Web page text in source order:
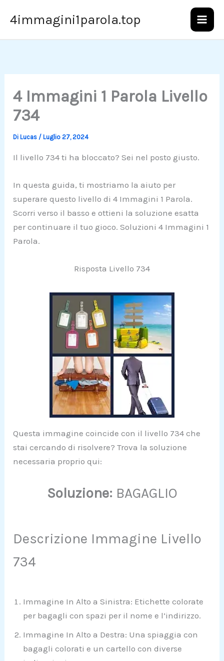
4immagini1parola.top
4 Immagini 1 Parola Livello
734
DiLucas /Luglio 27, 2024
Il livello 734 ti ha bloccato? Sei nel posto giusto.
In questa guida, ti mostriamo la aiuto per
superare questo livello di 4 Immagini 1 Parola.
Scorri verso il basso e ottieni la soluzione esatta
per continuare il tuo gioco. Soluzioni 4 Immagini 1
Parola.
Risposta Livello 734
Questa immagine coincide con il livello 734 che
stai cercando di risolvere? Trova la soluzione
necessaria proprio qui:
Soluzione: BAGAGLIO
Descrizione Immagine Livello
734
Immagine In Alto a Sinistra: Etichette colorate
per bagagli con spazi per il nome e l’indirizzo.
Immagine In Alto a Destra: Una spiaggia con
bagagli colorati e un cartello con diverse